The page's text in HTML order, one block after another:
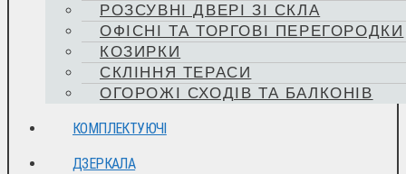
РОЗСУВНІ ДВЕРІ ЗІ СКЛА
ОФІСНІ ТА ТОРГОВІ ПЕРЕГОРОДКИ
КОЗИРКИ
СКЛІННЯ ТЕРАСИ
ОГОРОЖІ СХОДІВ ТА БАЛКОНІВ
КОМПЛЕКТУЮЧІ
ДЗЕРКАЛА